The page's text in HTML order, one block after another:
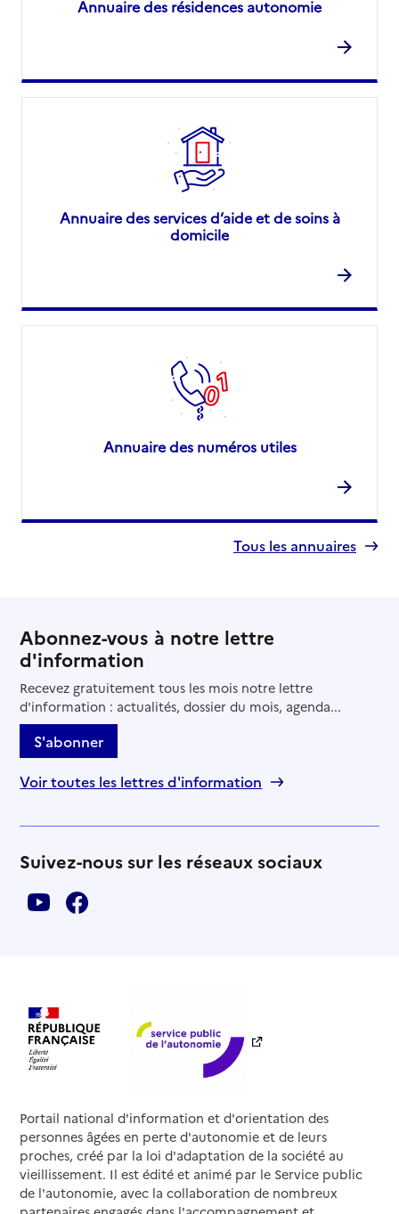
Annuaire des résidences autonomie
Annuaire des services d’aide et de soins à
domicile
Annuaire des numéros utiles
Tous les annuaires
Abonnez-vous à notre lettre
d'information
Recevez gratuitement tous les mois notre lettre
d'information : actualités, dossier du mois, agenda...
S'abonner
Voir toutes les lettres d'information
Suivez-nous sur les réseaux sociaux
Portail national d'information et d'orientation des
personnes âgées en perte d'autonomie et de leurs
proches, créé par la loi d'adaptation de la société au
vieillissement. Il est édité et animé par le Service public
de l'autonomie, avec la collaboration de nombreux